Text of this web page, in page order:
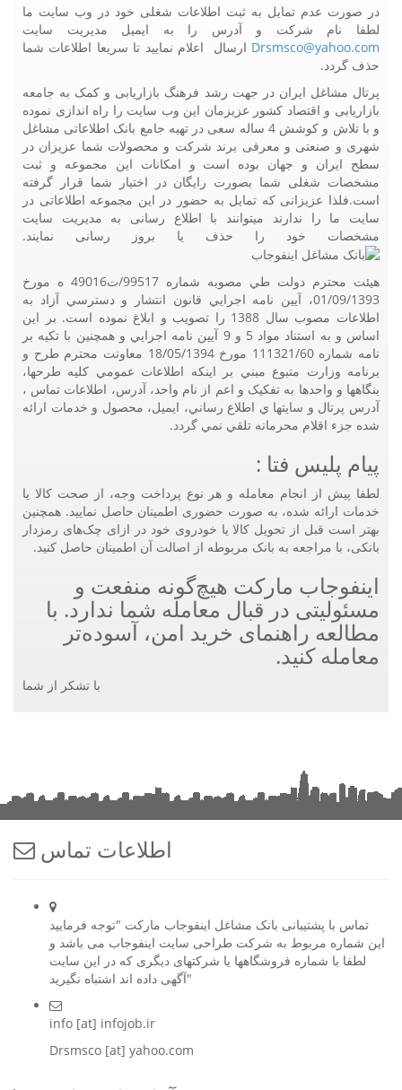
در صورت عدم تمایل به ثبت اطلاعات شغلی خود در وب سایت ما
لطفا نام شرکت و آدرس را به ایمیل مدیریت سایت
Drsmsco@yahoo.com ارسال اعلام نمایید تا سریعا اطلاعات شما
حذف گردد.
پرتال مشاغل ایران در جهت رشد فرهنگ بازاریابی و کمک به جامعه
بازاریابی و اقتصاد کشور عزیزمان این وب سایت را راه اندازی نموده
و با تلاش و کوشش 4 ساله سعی در تهیه جامع بانک اطلاعاتی مشاغل
شهری و صنعتی و معرفی برند شرکت و محصولات شما عزیزان در
سطح ایران و جهان بوده است و امکانات این مجموعه و ثبت
مشخصات شغلی شما بصورت رایگان در اختیار شما قرار گرفته
است.فلذا عزیزانی که تمایل به حضور در این مجموعه اطلاعاتی در
سایت ما را ندارند میتوانند با اطلاع رسانی به مدیریت سایت
مشخصات خود را حذف یا بروز رسانی نمایند.
هيئت محترم دولت طي مصوبه شماره 99517/ت49016 ه مورخ
01/09/1393، آيين نامه اجرايي قانون انتشار و دسترسي آزاد به
اطلاعات مصوب سال 1388 را تصويب و ابلاغ نموده است. بر اين
اساس و به استناد مواد 5 و 9 آيين نامه اجرايي و همچنين با تکيه بر
نامه شماره 111321/60 مورخ 18/05/1394 معاونت محترم طرح و
برنامه وزارت متبوع مبني بر اينکه اطلاعات عمومي کليه طرحها،
بنگاهها و واحدها به تفکيک و اعم از نام واحد، آدرس، اطلاعات تماس ،
آدرس پرتال و سايتها ي اطلاع رساني، ايميل، محصول و خدمات ارائه
شده جزء اقلام محرمانه تلقي نمي گردد.
پیام پلیس فتا :
لطفا پیش از انجام معامله و هر نوع پرداخت وجه، از صحت کالا یا
خدمات ارائه شده، به صورت حضوری اطمینان حاصل نمایید. همچنین
بهتر است قبل از تحویل کالا یا خودروی خود در ازای چک‌های رمزدار
بانکی، با مراجعه به بانک مربوطه از اصالت آن اطمینان حاصل کنید.
اینفوجاب مارکت هیچ‌گونه منفعت و
مسئولیتی در قبال معامله شما ندارد. با
مطالعه راهنمای خرید امن، آسوده‌تر
معامله کنید.
با تشکر از شما
اطلاعات تماس
تماس با پشتیبانی بانک مشاغل اینفوجاب مارکت "توجه فرمایید
این شماره مربوط به شرکت طراحی سایت اینفوجاب می باشد و
لطفا با شماره فروشگاهها یا شرکتهای دیگری که در این سایت
آگهی داده اند اشتباه نگیرید"
info [at] infojob.ir
Drsmsco [at] yahoo.com